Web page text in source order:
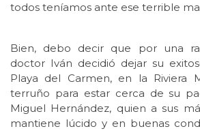
todos teníamos ante ese terrible
Bien, debo decir que por una
doctor Iván decidió dejar su
Playa del Carmen, en la Riviera
terruño para estar cerca de su
Miguel Hernández, quien a sus
mantiene lúcido y en buenas